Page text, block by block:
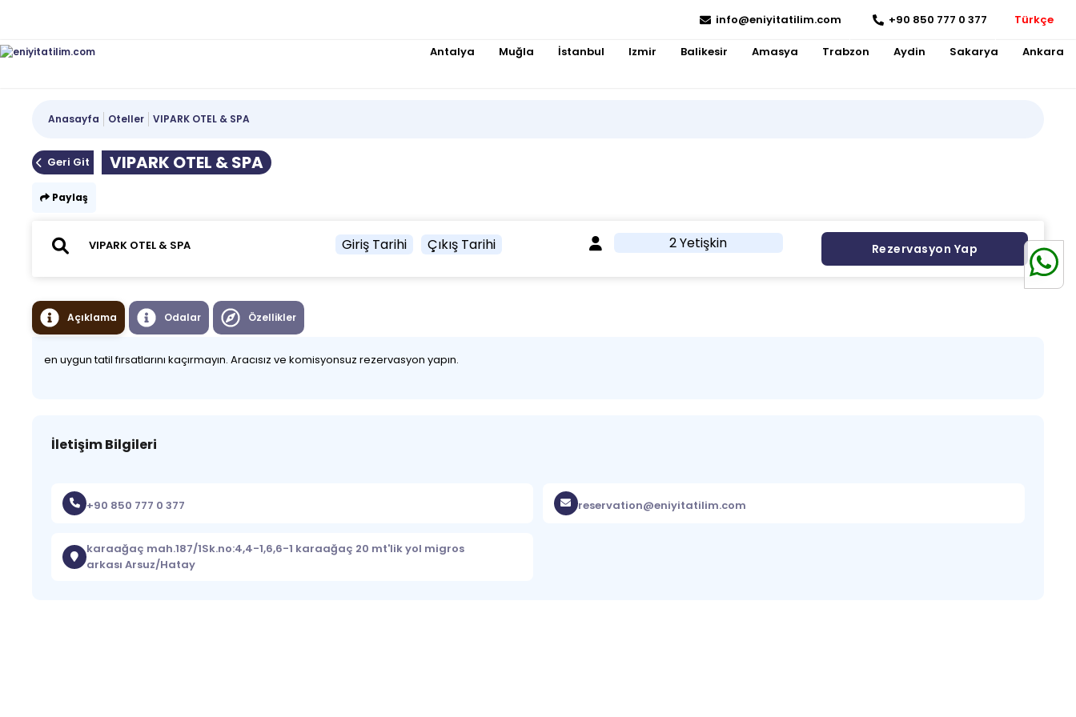
info@eniyitatilim.com +90 850 777 0 377 Türkçe
Antalya Muğla İstanbul Izmir Balikesir Amasya Trabzon Aydin Sakarya Ankara
Anasayfa Oteller VIPARK OTEL & SPA
Geri Git VIPARK OTEL & SPA
Paylaş
Giriş Tarihi Çıkış Tarihi 2 Yetişkin Rezervasyon Yap
Açıklama Odalar Özellikler
en uygun tatil fırsatlarını kaçırmayın. Aracısız ve komisyonsuz rezervasyon yapın.
İletişim Bilgileri
+90 850 777 0 377 reservation@eniyitatilim.com
karaağaç mah.187/1Sk.no:4,4-1,6,6-1 karaağaç 20 mt'lik yol migros
arkası Arsuz/Hatay